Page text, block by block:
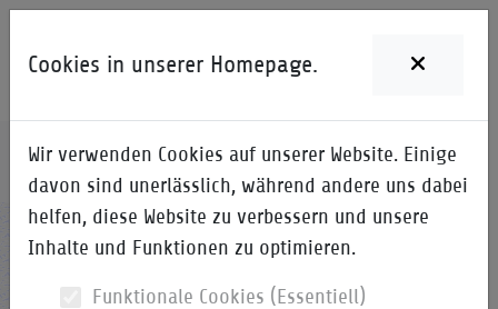
Home i-Qpedia Detail zum Begriff
ZK
Cookies in unserer Homepage.
Wir verwenden Cookies auf unserer Website. Einige
davon sind unerlässlich, während andere uns dabei
helfen, diese Website zu verbessern und unsere
Inhalte und Funktionen zu optimieren.
Funktionale Cookies (Essentiell)